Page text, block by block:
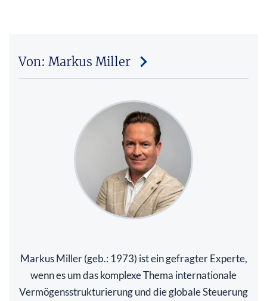
Von: Markus Miller
Markus Miller (geb.: 1973) ist ein gefragter Experte,
wenn es um das komplexe Thema internationale
Vermögensstrukturierung und die globale Steuerung